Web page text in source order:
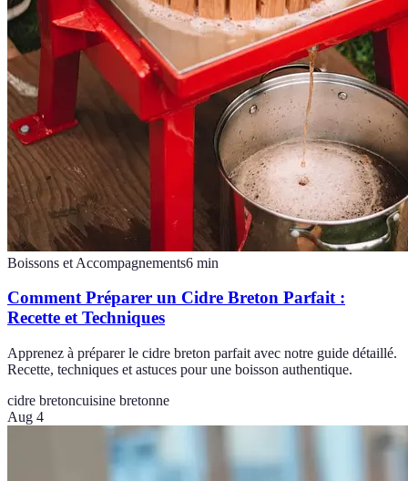
Boissons et Accompagnements6 min
Comment Préparer un Cidre Breton Parfait :
Recette et Techniques
Apprenez à préparer le cidre breton parfait avec notre guide détaillé.
Recette, techniques et astuces pour une boisson authentique.
cidre bretoncuisine bretonne
Aug 4